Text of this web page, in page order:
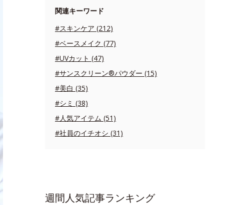
関連キーワード
#スキンケア (212)
#ベースメイク (77)
#UVカット (47)
#サンスクリーン®パウダー (15)
#美白 (35)
#シミ (38)
#人気アイテム (51)
#社員のイチオシ (31)
週間人気記事ランキング